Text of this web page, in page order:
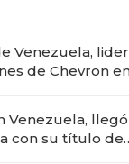
Venezuela,
de Chevron
Venezuela,
con su título de